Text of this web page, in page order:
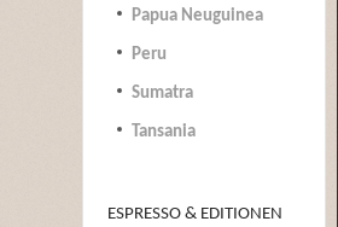
Papua Neuguinea
Peru
Sumatra
Tansania
ESPRESSO & EDITIONEN